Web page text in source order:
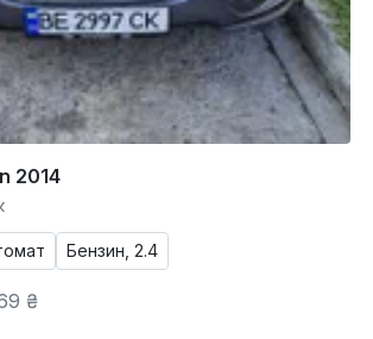
2014
Бензин, 2.4
₴